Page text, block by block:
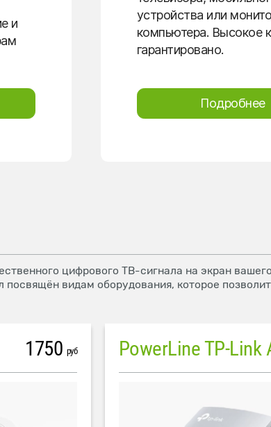
и
устройства или
компьютера. Высокое
гарантировано.
Подробнее
цифрового ТВ-сигнала на экран
посвящён видам оборудования, которое
1750 руб PowerLine TP-Link